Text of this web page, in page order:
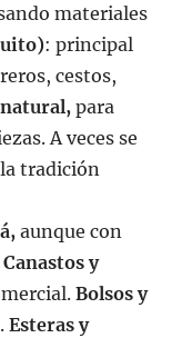
materiales
: principal
cestos,
para
A veces se
tradición
á,aunque con
Canastos y
Bolsos y
Esteras y